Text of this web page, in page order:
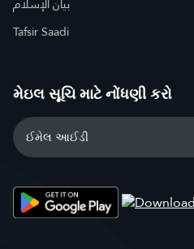
بيان الإسلام
Tafsir Saadi
મેઇલ સૂચિ માટે નોંધણી કરો